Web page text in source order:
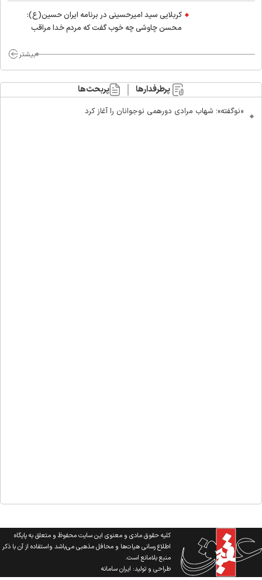
کربلایی سید امیر‌حسینی در برنامه ایران حسین(ع):
محسن چاوشی چه خوب گفت که مردم خدا مراقب
بیشتر
پرطرفدارها پربحث‌ها
«نوگفته»؛ شهاب مرادی دورهمی نوجوانان را آغاز کرد
کلیه حقوق مادی و معنوی این سایت محفوظ و متعلق به پایگاه
اطلاع رسانی هیات‌ها و محافل مذهبی می‌باشد واستفاده از آن با ذکر
منبع بلامانع است.
طراحی و تولید:ایران سامانه